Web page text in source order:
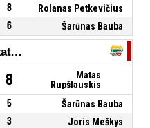
8
Rolanas Petkevičius
6 Šarūnas Bauba
Rezultatyvūs perdavimai
8
Matas
Rupšlauskis
5
Šarūnas Bauba
3 Joris Meškys